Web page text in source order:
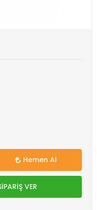
Hemen Al
VER